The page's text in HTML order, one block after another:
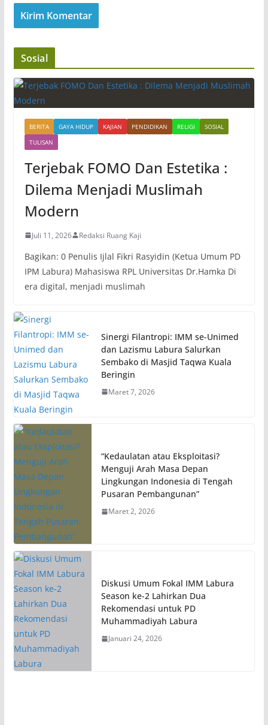
Sosial
BERITA GAYA HIDUP KAJIAN PENDIDIKAN RELIGI
SOSIAL
TULISAN
Terjebak FOMO Dan Estetika :
Dilema Menjadi Muslimah
Modern
Juli 11, 2026 Redaksi Ruang Kaji
Bagikan: 0 Penulis Ijlal Fikri Rasyidin (Ketua Umum PD
IPM Labura) Mahasiswa RPL Universitas Dr.Hamka Di
era digital, menjadi muslimah
Sinergi Filantropi: IMM se-Unimed
dan Lazismu Labura Salurkan
Sembako di Masjid Taqwa Kuala
Beringin
Maret 7, 2026
“Kedaulatan atau Eksploitasi?
Menguji Arah Masa Depan
Lingkungan Indonesia di Tengah
Pusaran Pembangunan”
Maret 2, 2026
Diskusi Umum Fokal IMM Labura
Season ke-2 Lahirkan Dua
Rekomendasi untuk PD
Muhammadiyah Labura
Januari 24, 2026